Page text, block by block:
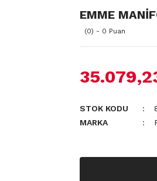
EMME
(0) - 0 Puan
STOK KODU
MARKA